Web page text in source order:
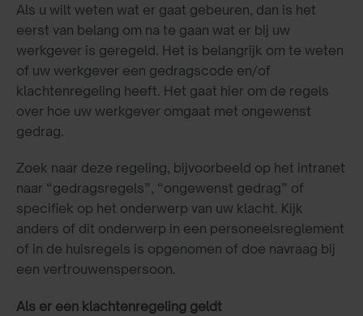
Als u wilt weten wat er gaat gebeuren, dan is het
eerst van belang om na te gaan wat er bij uw
werkgever is geregeld. Het is belangrijk om te weten
of uw werkgever een gedragscode en/of
klachtenregeling heeft. Het gaat hier om de regels
over hoe uw werkgever omgaat met ongewenst
gedrag.
Zoek naar deze regeling, bijvoorbeeld op het intranet
naar “gedragsregels”, “ongewenst gedrag” of
specifiek op het onderwerp van uw klacht. Kijk
anders of dit onderwerp in een personeelsreglement
of in de huisregels is opgenomen of doe navraag bij
een vertrouwenspersoon.
Als er een klachtenregeling geldt